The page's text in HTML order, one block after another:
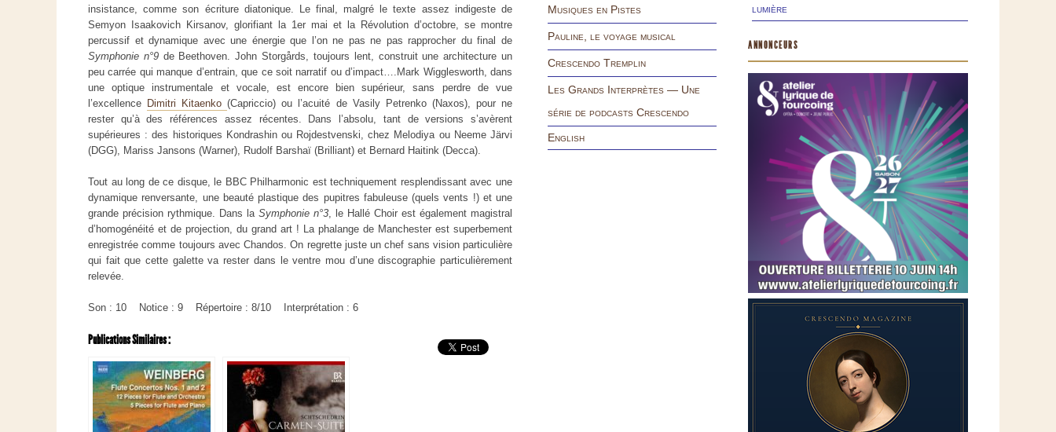
insistance, comme son écriture diatonique. Le final, malgré le texte assez indigeste de
Semyon Isaakovich Kirsanov, glorifiant la 1er mai et la Révolution d’octobre, se montre
percussif et dynamique avec une énergie que l’on ne pas ne pas rapprocher du final de
Symphonie n°9de Beethoven. John Storgårds, toujours lent, construit une architecture un
peu carrée qui manque d’entrain, que ce soit narratif ou d’impact….Mark Wigglesworth, dans
une optique instrumentale et vocale, est encore bien supérieur, sans perdre de vue
l’excellence Dimitri Kitaenko(Capriccio) ou l’acuité de Vasily Petrenko (Naxos), pour ne
rester qu’à des références assez récentes. Dans l’absolu, tant de versions s’avèrent
supérieures : des historiques Kondrashin ou Rojdestvenski, chez Melodiya ou Neeme Järvi
(DGG), Mariss Jansons (Warner), Rudolf Barshaï (Brilliant) et Bernard Haitink (Decca).
Tout au long de ce disque, le BBC Philharmonic est techniquement resplendissant avec une
dynamique renversante, une beauté plastique des pupitres fabuleuse (quels vents !) et une
grande précision rythmique. Dans la Symphonie n°3, le Hallé Choir est également magistral
d’homogénéité et de projection, du grand art ! La phalange de Manchester est superbement
enregistrée comme toujours avec Chandos. On regrette juste un chef sans vision particulière
qui fait que cette galette va rester dans le ventre mou d’une discographie particulièrement
relevée.
Son : 10 Notice : 9 Répertoire : 8/10 Interprétation : 6
Publications Similaires :
Musiques en Pistes
Pauline, le voyage musical
Crescendo Tremplin
Les Grands Interprètes — Une
série de podcasts Crescendo
English
lumière
ANNONCEURS